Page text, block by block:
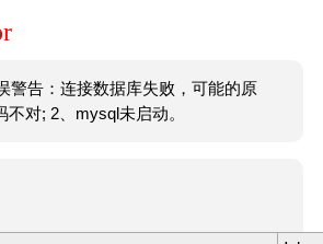
警告：连接数据库失败，可能的原
不对; 2、mysql未启动。